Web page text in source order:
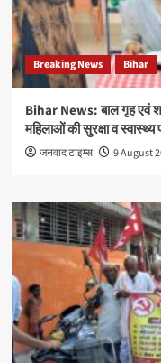
Breaking News Bihar
Bihar News: बाल गृह एवं
महिलाओं की सुरक्षा व स्वास्थ्य
जनवाद टाइम्स 9 August